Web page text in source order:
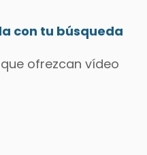
con tu búsqueda
ofrezcan vídeo